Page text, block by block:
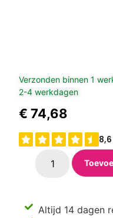
Verzonden binnen 1
2-4 werkdagen
€ 74,68
Altijd 14 dagen